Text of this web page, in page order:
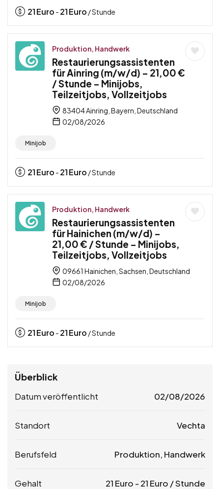
21Euro - 21Euro / Stunde
Produktion, Handwerk
Restaurierungsassistenten
für Ainring (m/w/d) – 21,00 €
/ Stunde – Minijobs,
Teilzeitjobs, Vollzeitjobs
83404 Ainring, Bayern, Deutschland
02/08/2026
Minijob
21Euro - 21Euro / Stunde
Produktion, Handwerk
Restaurierungsassistenten
für Hainichen (m/w/d) –
21,00 € / Stunde – Minijobs,
Teilzeitjobs, Vollzeitjobs
09661 Hainichen, Sachsen, Deutschland
02/08/2026
Minijob
21Euro - 21Euro / Stunde
Überblick
Datum veröffentlicht 02/08/2026
Standort Vechta
Berufsfeld Produktion, Handwerk
Gehalt 21 Euro - 21 Euro / Stunde